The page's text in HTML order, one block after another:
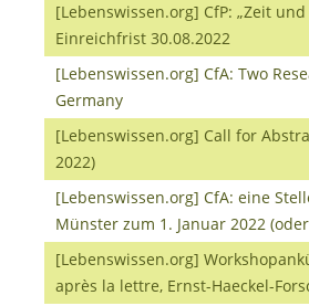
[Lebenswissen.org] CfP: „Zeit
Einreichfrist 30.08.2022
[Lebenswissen.org] CfA: Two
Germany
[Lebenswissen.org] Call for
2022)
[Lebenswissen.org] CfA: eine
Münster zum 1. Januar 2022
[Lebenswissen.org]
après la lettre, Ernst-Haeckel-